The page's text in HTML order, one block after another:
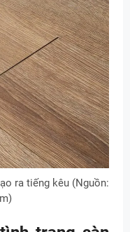
ra tiếng kêu (Nguồn: